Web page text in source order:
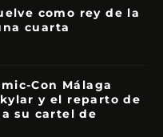
como rey de la
cuarta
Con Málaga
y el reparto de
a su cartel de